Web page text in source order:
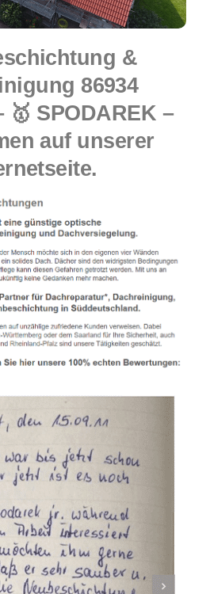
&
86934
SPODAREK –
auf unserer